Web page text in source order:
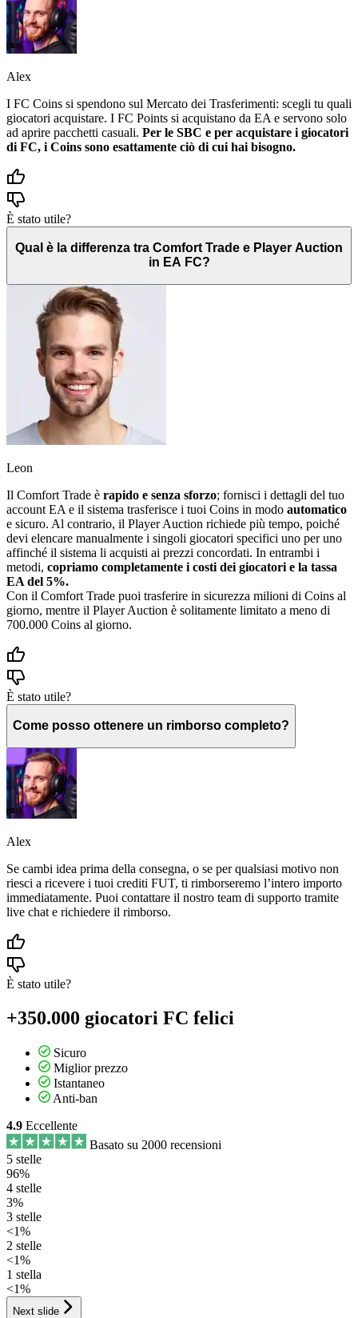
Alex
I FC Coins si spendono sul Mercato dei Trasferimenti: scegli tu quali
giocatori acquistare. I FC Points si acquistano da EA e servono solo
ad aprire pacchetti casuali. Per le SBC e per acquistare i giocatori
di FC, i Coins sono esattamente ciò di cui hai bisogno.
È stato utile?
Qual è la differenza tra Comfort Trade e Player Auction
in EA FC?
Leon
Il Comfort Trade è rapido e senza sforzo; fornisci i dettagli del tuo
account EA e il sistema trasferisce i tuoi Coins in modo automatico
e sicuro. Al contrario, il Player Auction richiede più tempo, poiché
devi elencare manualmente i singoli giocatori specifici uno per uno
affinché il sistema li acquisti ai prezzi concordati. In entrambi i
metodi, copriamo completamente i costi dei giocatori e la tassa
EA del 5%.
Con il Comfort Trade puoi trasferire in sicurezza milioni di Coins al
giorno, mentre il Player Auction è solitamente limitato a meno di
700.000 Coins al giorno.
È stato utile?
Come posso ottenere un rimborso completo?
Alex
Se cambi idea prima della consegna, o se per qualsiasi motivo non
riesci a ricevere i tuoi crediti FUT, ti rimborseremo l’intero importo
immediatamente. Puoi contattare il nostro team di supporto tramite
live chat e richiedere il rimborso.
È stato utile?
+350.000 giocatori FC felici
Sicuro
Miglior prezzo
Istantaneo
Anti-ban
4.9 Eccellente
Basato su 2000 recensioni
5 stelle
96%
4 stelle
3%
3 stelle
<1%
2 stelle
<1%
1 stella
<1%
Next slide